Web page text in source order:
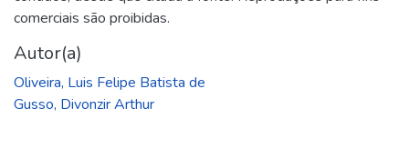
comerciais são proibidas.
Autor(a)
Oliveira, Luis Felipe Batista de
Gusso, Divonzir Arthur